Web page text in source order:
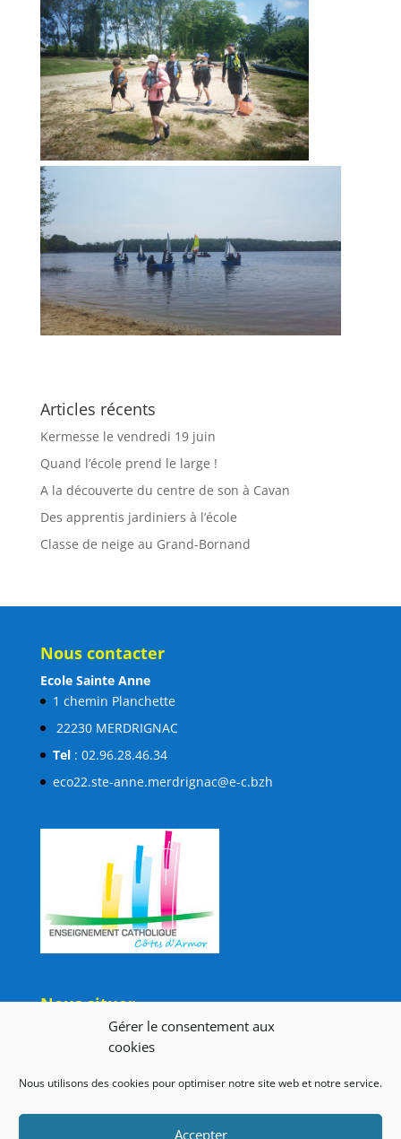
Gérer le consentement aux
cookies
Nous utilisons des cookies pour optimiser notre site web et notre service.
Accepter
Articles récents
Kermesse le vendredi 19 juin
Quand l’école prend le large !
A la découverte du centre de son à Cavan
Des apprentis jardiniers à l’école
Classe de neige au Grand-Bornand
Nous contacter
Ecole Sainte Anne
1 chemin Planchette
22230 MERDRIGNAC
Tel: 02.96.28.46.34
eco22.ste-anne.merdrignac@e-c.bzh
Nous situer
Collège Saint Nicolas